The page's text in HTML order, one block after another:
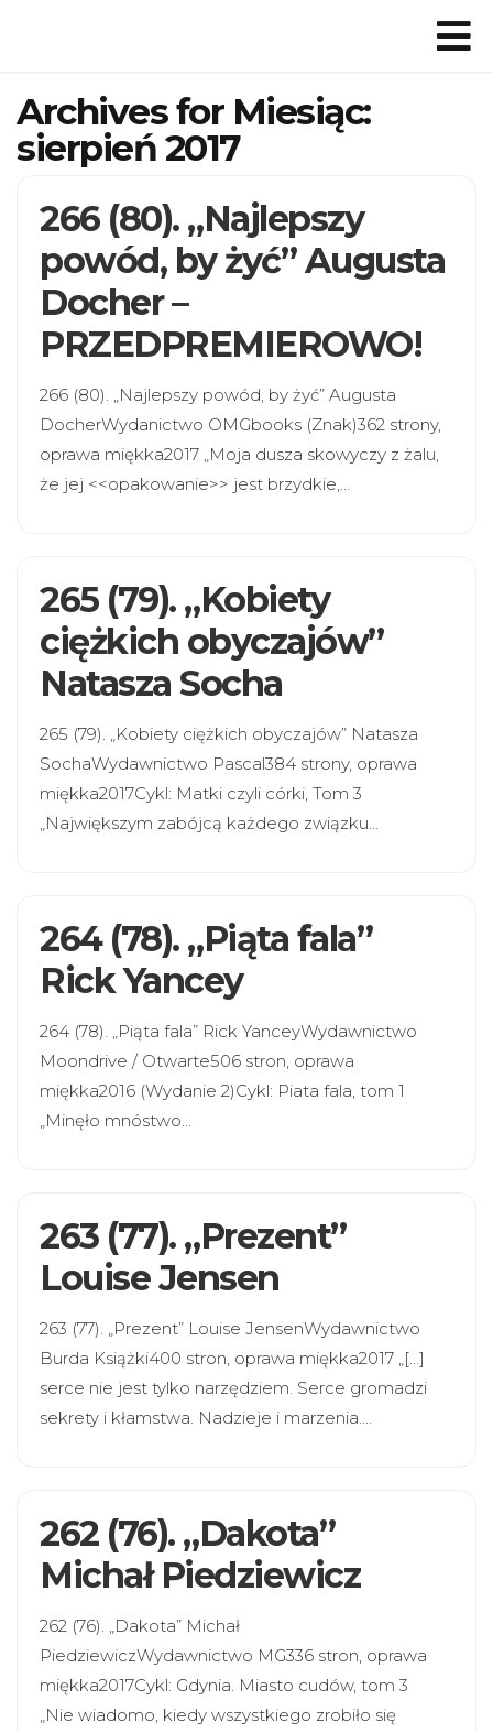
Archives for Miesiąc:
sierpień 2017
266 (80). „Najlepszy
powód, by żyć” Augusta
Docher –
PRZEDPREMIEROWO!
266 (80). „Najlepszy powód, by żyć” Augusta
DocherWydanictwo OMGbooks (Znak)362 strony,
oprawa miękka2017 „Moja dusza skowyczy z żalu,
że jej <<opakowanie>> jest brzydkie,…
265 (79). „Kobiety
ciężkich obyczajów”
Natasza Socha
265 (79). „Kobiety ciężkich obyczajów” Natasza
SochaWydawnictwo Pascal384 strony, oprawa
miękka2017Cykl: Matki czyli córki, Tom 3
„Największym zabójcą każdego związku…
264 (78). „Piąta fala”
Rick Yancey
264 (78). „Piąta fala” Rick YanceyWydawnictwo
Moondrive / Otwarte506 stron, oprawa
miękka2016 (Wydanie 2)Cykl: Piata fala, tom 1
„Minęło mnóstwo…
263 (77). „Prezent”
Louise Jensen
263 (77). „Prezent” Louise JensenWydawnictwo
Burda Książki400 stron, oprawa miękka2017 „[…]
serce nie jest tylko narzędziem. Serce gromadzi
sekrety i kłamstwa. Nadzieje i marzenia.…
262 (76). „Dakota”
Michał Piedziewicz
262 (76). „Dakota” Michał
PiedziewiczWydawnictwo MG336 stron, oprawa
miękka2017Cykl: Gdynia. Miasto cudów, tom 3
„Nie wiadomo, kiedy wszystkiego zrobiło się